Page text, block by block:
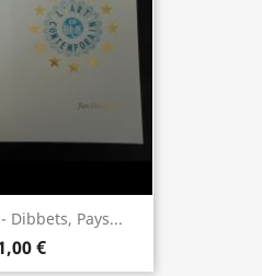
Dibbets, Pays...
€